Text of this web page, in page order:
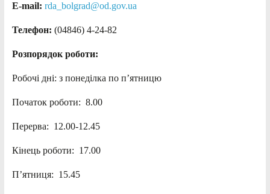
E-mail: rda_bolgrad@od.gov.ua
Телефон: (04846) 4-24-82
Розпорядок роботи:
Робочі дні: з понеділка по п’ятницю
Початок роботи: 8.00
Перерва: 12.00-12.45
Кінець роботи: 17.00
П’ятниця: 15.45